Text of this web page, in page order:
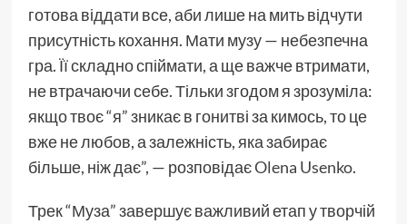
готова віддати все, аби лише на мить відчути
присутність кохання. Мати музу — небезпечна
гра. Її складно спіймати, а ще важче втримати,
не втрачаючи себе. Тільки згодом я зрозуміла:
якщо твоє “я” зникає в гонитві за кимось, то це
вже не любов, а залежність, яка забирає
більше, ніж дає”, — розповідаєOlena Usenko.
Трек “Муза” завершує важливий етап у творчій